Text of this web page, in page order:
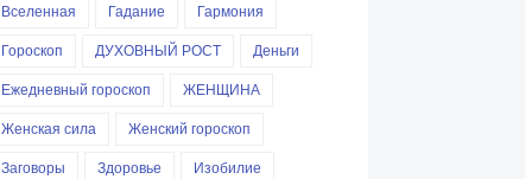
Вселенная
Гадание
Гармония
Гороскоп
ДУХОВНЫЙ РОСТ
Деньги
Ежедневный гороскоп
ЖЕНЩИНА
Женская сила
Женский гороскоп
Заговоры
Здоровье
Изобилие